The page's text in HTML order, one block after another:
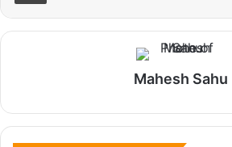
Mahesh Sahu